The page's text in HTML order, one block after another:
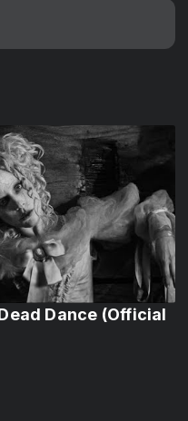
Dance (Official